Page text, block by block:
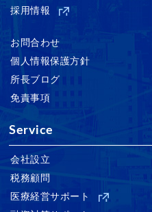
採用情報
お問合わせ
個人情報保護方針
所長ブログ
免責事項
Service
会社設立
税務顧問
医療経営サポート